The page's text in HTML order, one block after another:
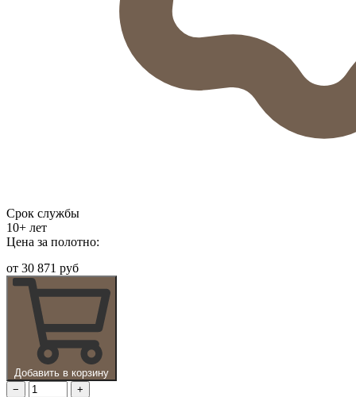
Срок службы
10+ лет
Цена за полотно:
от 30 871 руб
Добавить в корзину
−
+